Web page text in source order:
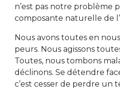
n’est pas notre problème
composante naturelle de
Nous avons toutes en
peurs. Nous agissons
Toutes, nous tombons
déclinons. Se détendre
c’est cesser de perdre un